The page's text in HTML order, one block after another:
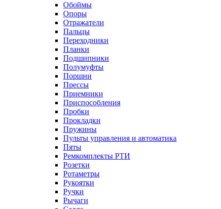
Обоймы
Опоры
Отражатели
Пальцы
Переходники
Планки
Подшипники
Полумуфты
Поршни
Прессы
Приемники
Приспособления
Пробки
Прокладки
Пружины
Пульты управления и автоматика
Пяты
Ремкомплекты РТИ
Розетки
Ротаметры
Рукоятки
Ручки
Рычаги